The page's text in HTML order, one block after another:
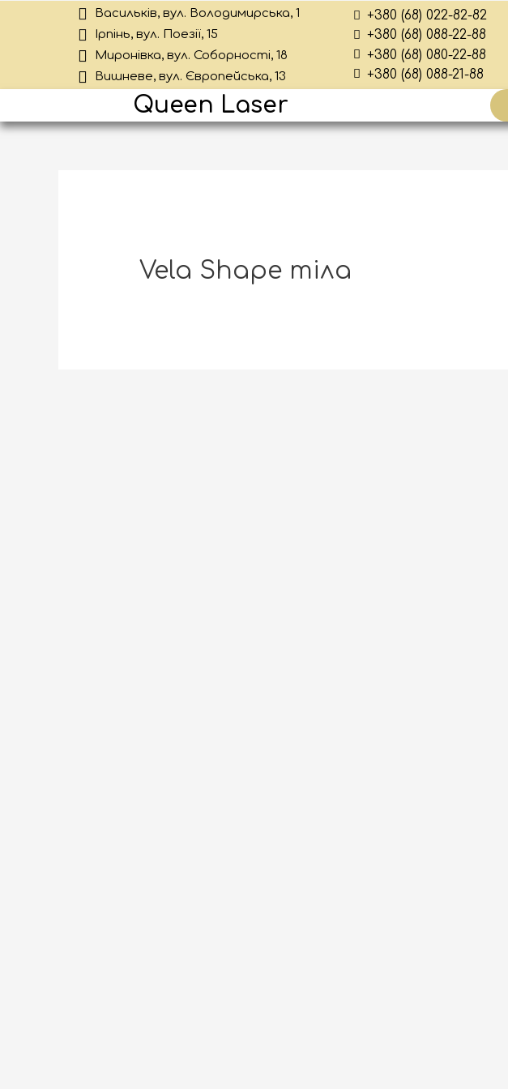
Васильків, вул. Володимирська, 1
Ірпінь, вул. Поезії, 15
Миронівка, вул. Соборності, 18
Вишневе, вул. Європейська, 13
+380 (68) 022-82-82
+380 (68) 088-22-88
+380 (68) 080-22-88
+380 (68) 088-21-88
Queen Laser
Vela Shape тіла